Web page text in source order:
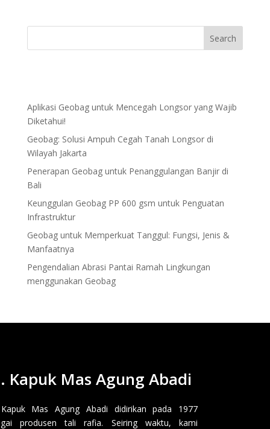
Aplikasi Geobag untuk Mencegah Longsor yang Wajib
Diketahui!
Geobag: Solusi Ampuh Cegah Tanah Longsor di
Wilayah Jakarta
Penerapan Geobag untuk Penanggulangan Banjir di
Bali
Keunggulan Geobag PP 600 gsm untuk Penguatan
Infrastruktur
Geobag untuk Memperkuat Tanggul: Fungsi, Jenis &
Manfaatnya
Pengendalian Abrasi Pantai Ramah Lingkungan
menggunakan Geobag
Kapuk Mas Agung Abadi
Mas Agung Abadi didirikan pada 1977
produsen tali rafia. Seiring waktu, kami